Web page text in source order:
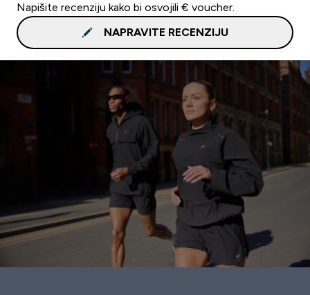
Napišite recenziju kako bi osvojili € voucher.
NAPRAVITE RECENZIJU